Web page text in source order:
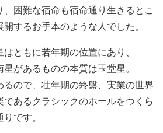
困難な宿命も宿命通り生きるとこ
するお手本のような人でした。
ともに若年期の位置にあり、
があるものの本質は玉堂星。
ので、壮年期の終盤、実業の世界
であるクラシックのホールをつくら
です。